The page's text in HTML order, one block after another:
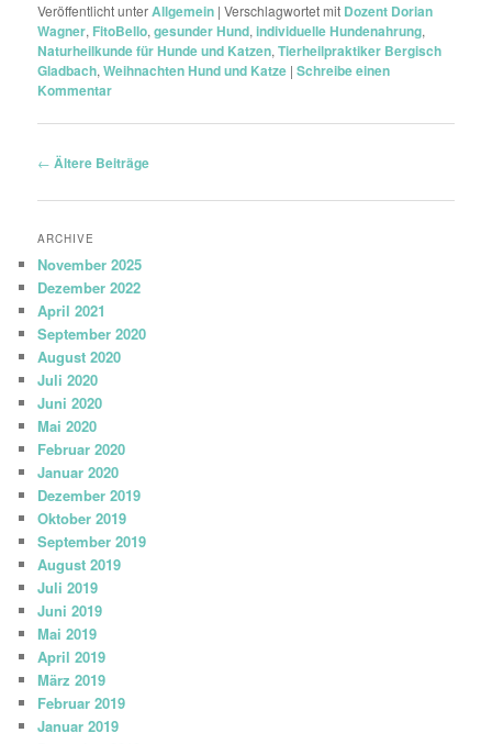
Veröffentlicht unterAllgemein |Verschlagwortet mit Dozent Dorian
Wagner, FitoBello,gesunder Hund,individuelle Hundenahrung,
Naturheilkunde für Hunde und Katzen,Tierheilpraktiker Bergisch
Gladbach,Weihnachten Hund und Katze |Schreibe einen
Kommentar
Beitrags-
← Ältere Beiträge
ARCHIVE
November 2025
Dezember 2022
April 2021
September 2020
August 2020
Juli 2020
Juni 2020
Mai 2020
Februar 2020
Januar 2020
Dezember 2019
Oktober 2019
September 2019
August 2019
Juli 2019
Juni 2019
Mai 2019
April 2019
März 2019
Februar 2019
Januar 2019